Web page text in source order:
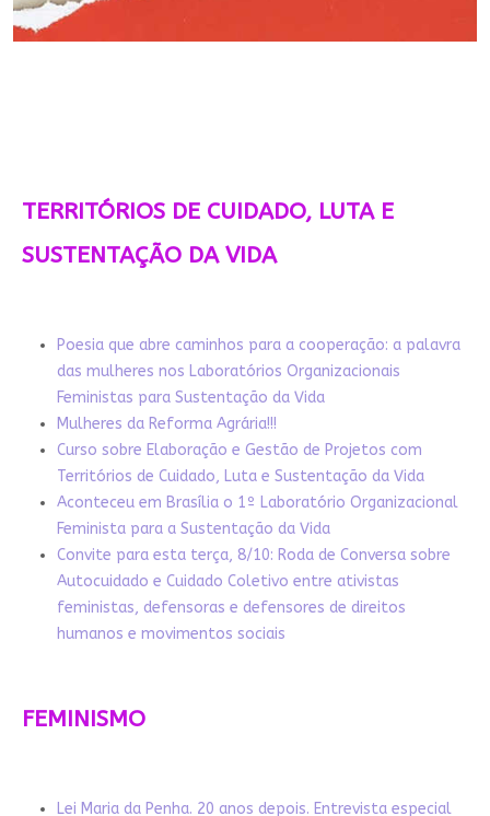
TERRITÓRIOS DE CUIDADO, LUTA E
SUSTENTAÇÃO DA VIDA
Poesia que abre caminhos para a cooperação: a palavra
das mulheres nos Laboratórios Organizacionais
Feministas para Sustentação da Vida
Mulheres da Reforma Agrária!!!
Curso sobre Elaboração e Gestão de Projetos com
Territórios de Cuidado, Luta e Sustentação da Vida
Aconteceu em Brasília o 1º Laboratório Organizacional
Feminista para a Sustentação da Vida
Convite para esta terça, 8/10: Roda de Conversa sobre
Autocuidado e Cuidado Coletivo entre ativistas
feministas, defensoras e defensores de direitos
humanos e movimentos sociais
FEMINISMO
Lei Maria da Penha. 20 anos depois. Entrevista especial